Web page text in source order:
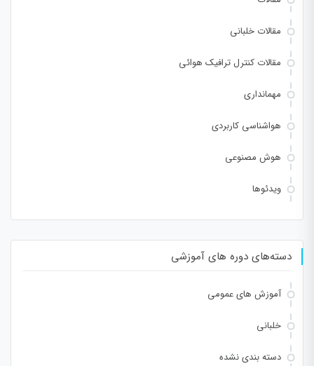
مقالات خلبانی
مقالات کنترل ترافیک هوائی
مهمانداری
هواشناسی کاربردی
هوش مصنوعی
ویدئوها
دسته‌های دوره های آموزشی
آموزش های عمومی
خلبانی
دسته بندی نشده